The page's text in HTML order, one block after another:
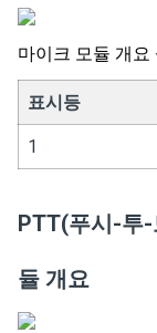
마이크 모듈 개요
표시등
1
PTT(푸시-투-
듈 개요